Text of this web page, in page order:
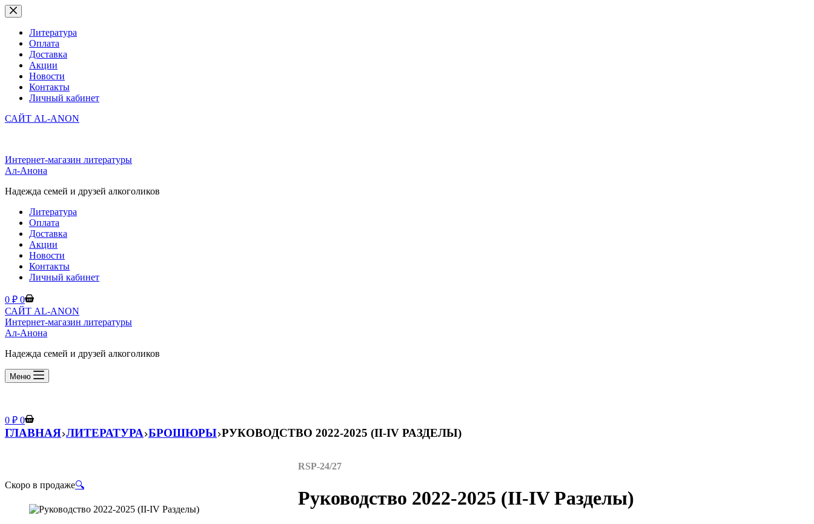
Перейти
к
сути
Литература
Оплата
Доставка
Акции
Новости
Контакты
Личный кабинет
САЙТ AL-ANON
Интернет-магазин литературы
Ал-Анона
Надежда семей и друзей алкоголиков
Литература
Оплата
Доставка
Акции
Новости
Контакты
Личный кабинет
Корзина
0 ₽ 0
САЙТ AL-ANON
Интернет-магазин литературы
Ал-Анона
Надежда семей и друзей алкоголиков
Меню
Корзина
0 ₽ 0
ГЛАВНАЯ ЛИТЕРАТУРА БРОШЮРЫ РУКОВОДСТВО 2022-2025 (II-IV РАЗДЕЛЫ)
Скоро в продаже🔍
RSP-24/27
Руководство 2022-2025 (II-IV Разделы)